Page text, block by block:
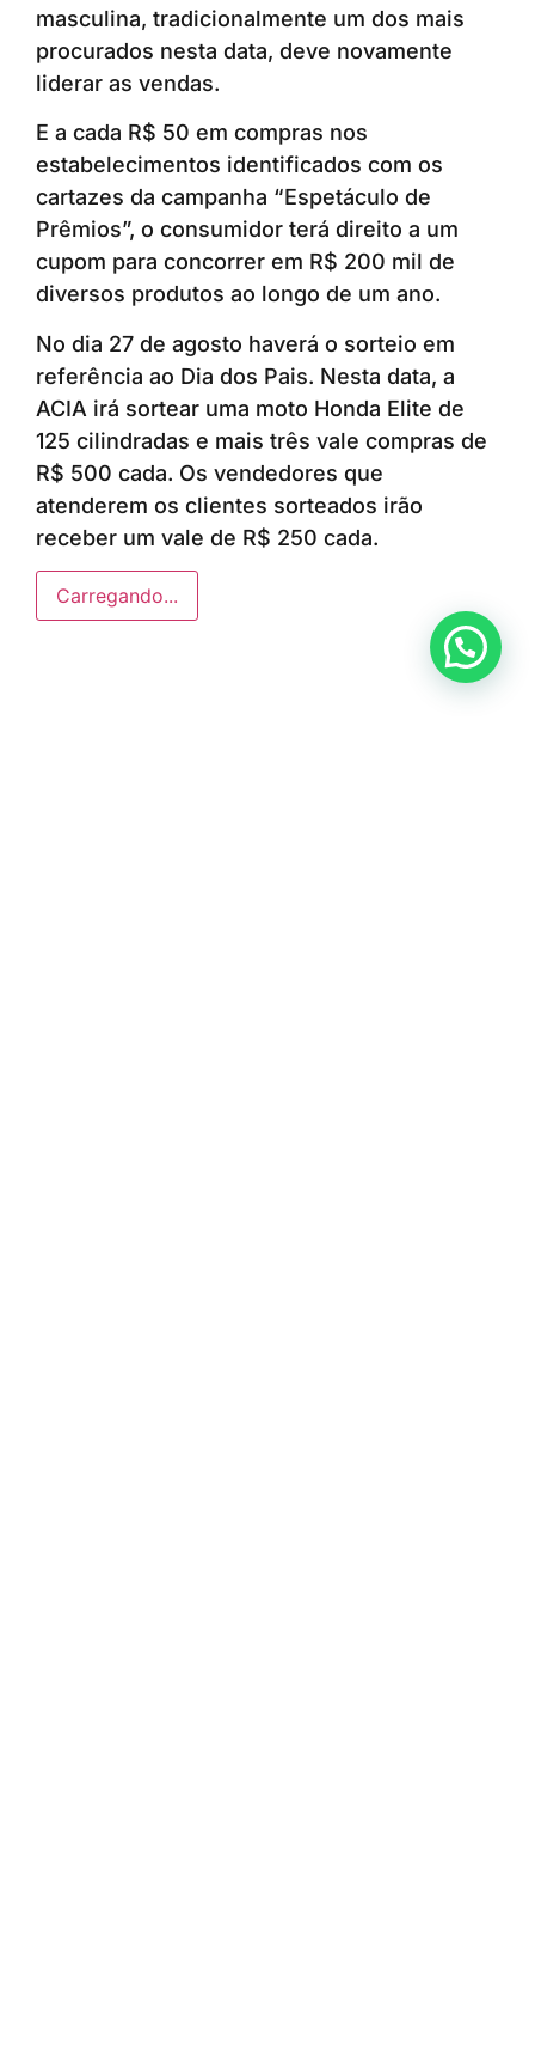
masculina, tradicionalmente um dos mais
procurados nesta data, deve novamente
liderar as vendas.
E a cada R$ 50 em compras nos
estabelecimentos identificados com os
cartazes da campanha “Espetáculo de
Prêmios”, o consumidor terá direito a um
cupom para concorrer em R$ 200 mil de
diversos produtos ao longo de um ano.
No dia 27 de agosto haverá o sorteio em
referência ao Dia dos Pais. Nesta data, a
ACIA irá sortear uma moto Honda Elite de
125 cilindradas e mais três vale compras de
R$ 500 cada. Os vendedores que
atenderem os clientes sorteados irão
receber um vale de R$ 250 cada.
Carregando...